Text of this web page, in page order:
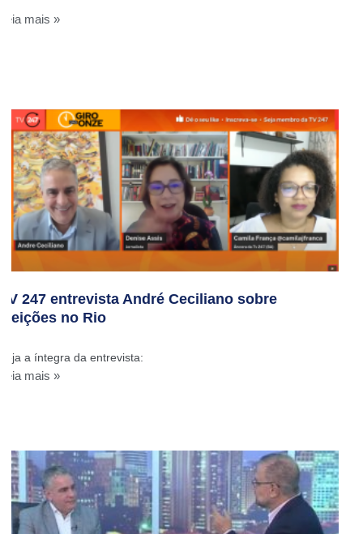
Leia mais »
TV 247 entrevista André Ceciliano sobre
eleições no Rio
Veja a íntegra da entrevista:
Leia mais »